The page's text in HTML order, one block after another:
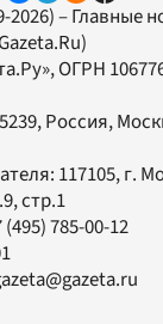
2026) – Главные
, ОГРН
Россия,
117105, г.
стр.1
(495) 785-00-12